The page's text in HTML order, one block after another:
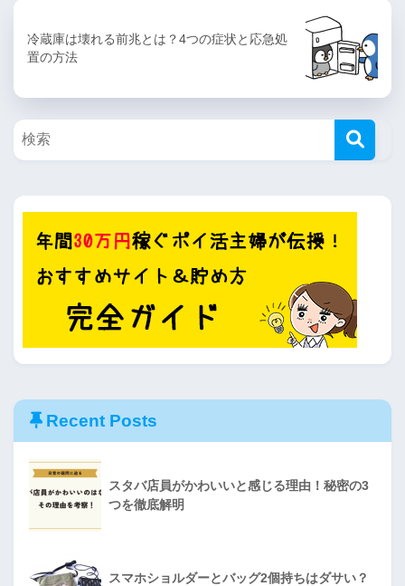
冷蔵庫は壊れる前兆とは？4つの症状と応急処
置の方法
Recent Posts
スタバ店員がかわいいと感じる理由！秘密の3
つを徹底解明
スマホショルダーとバッグ2個持ちはダサい？